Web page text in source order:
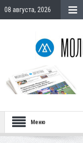
08 августа, 2026
Меню